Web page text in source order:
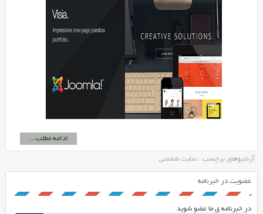
ادامه مطلب...
آرشیوهای برچسب : سایت شخصی
عضویت در خبرنامه
در خبرنامه ی ما عضو شوید